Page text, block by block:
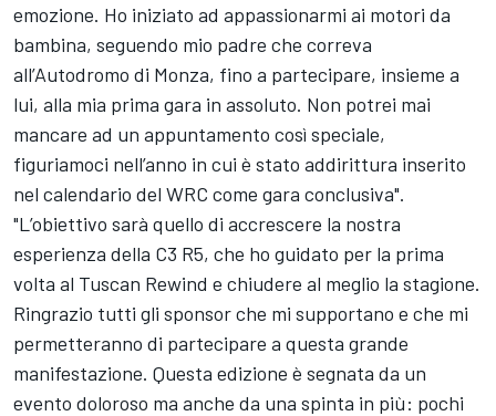
emozione. Ho iniziato ad appassionarmi ai motori da
bambina, seguendo mio padre che correva
all’Autodromo di Monza, fino a partecipare, insieme a
lui, alla mia prima gara in assoluto. Non potrei mai
mancare ad un appuntamento così speciale,
figuriamoci nell’anno in cui è stato addirittura inserito
nel calendario del WRC come gara conclusiva".
"L’obiettivo sarà quello di accrescere la nostra
esperienza della C3 R5, che ho guidato per la prima
volta al Tuscan Rewind e chiudere al meglio la stagione.
Ringrazio tutti gli sponsor che mi supportano e che mi
permetteranno di partecipare a questa grande
manifestazione. Questa edizione è segnata da un
evento doloroso ma anche da una spinta in più: pochi